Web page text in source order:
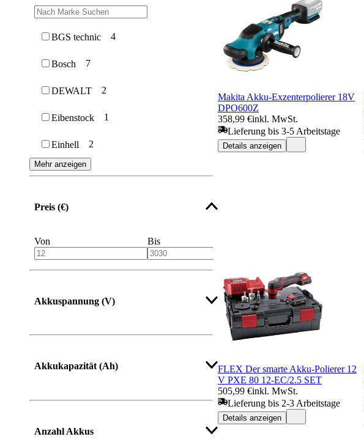
BGS technic 4
Bosch 7
DEWALT 2
Eibenstock 1
Einhell 2
Mehr anzeigen
Preis (€)
Von Bis
Akkuspannung (V)
Akkukapazität (Ah)
Anzahl Akkus
Makita Akku-Exzenterpolierer 18V
DPO600Z
358,99 €inkl. MwSt.
Lieferung bis 3-5 Arbeitstage
Details anzeigen
FLEX Der smarte Akku-Polierer 12
V PXE 80 12-EC/2.5 SET
505,99 €inkl. MwSt.
Lieferung bis 2-3 Arbeitstage
Details anzeigen